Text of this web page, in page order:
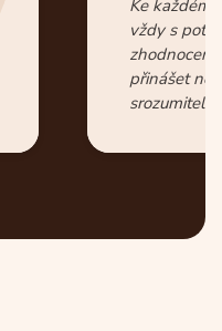
Ke
vždy s
přinášet